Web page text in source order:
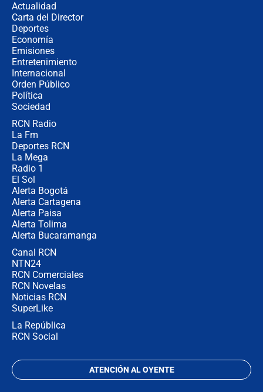
Actualidad
Carta del Director
Deportes
Economía
Emisiones
Entretenimiento
Internacional
Orden Público
Política
Sociedad
RCN Radio
La Fm
Deportes RCN
La Mega
Radio 1
El Sol
Alerta Bogotá
Alerta Cartagena
Alerta Paisa
Alerta Tolima
Alerta Bucaramanga
Canal RCN
NTN24
RCN Comerciales
RCN Novelas
Noticias RCN
SuperLike
La República
RCN Social
ATENCIÓN AL OYENTE